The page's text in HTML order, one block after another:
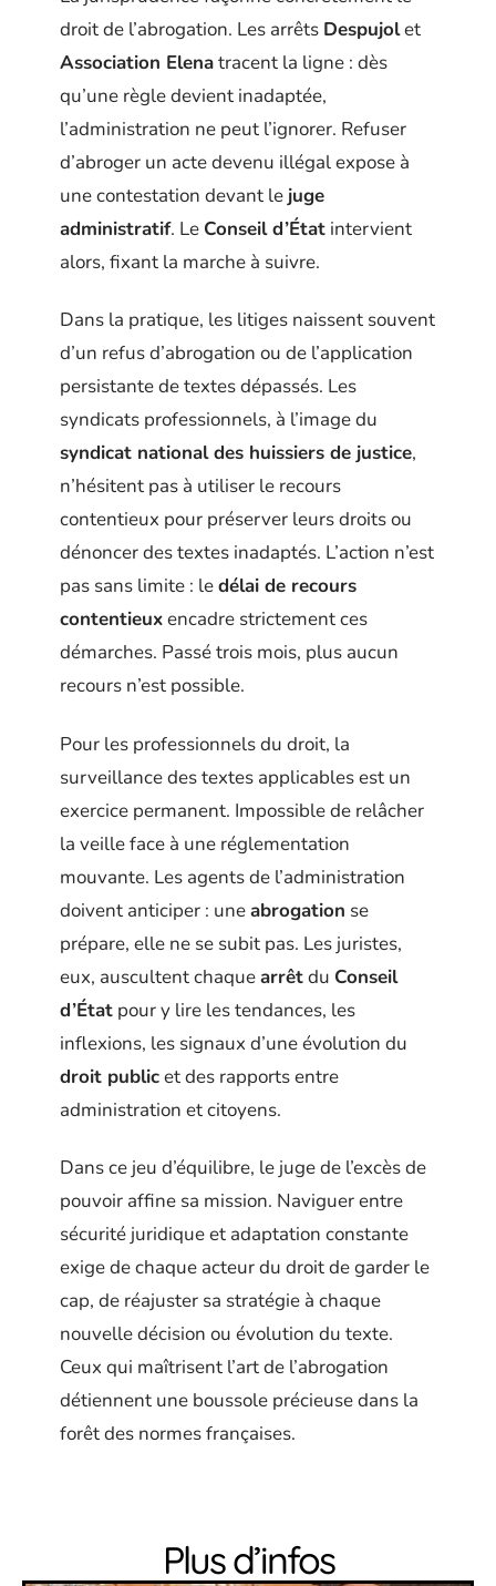
droit de l’abrogation. Les arrêts Despujolet
Association Elenatracent la ligne : dès
qu’une règle devient inadaptée,
l’administration ne peut l’ignorer. Refuser
d’abroger un acte devenu illégal expose à
une contestation devant le juge
administratif. Le Conseil d’État intervient
alors, fixant la marche à suivre.
Dans la pratique, les litiges naissent souvent
d’un refus d’abrogation ou de l’application
persistante de textes dépassés. Les
syndicats professionnels, à l’image du
syndicat national des huissiers de justice,
n’hésitent pas à utiliser le recours
contentieux pour préserver leurs droits ou
dénoncer des textes inadaptés. L’action n’est
pas sans limite : ledélai de recours
contentieuxencadre strictement ces
démarches. Passé trois mois, plus aucun
recours n’est possible.
Pour les professionnels du droit, la
surveillance des textes applicables est un
exercice permanent. Impossible de relâcher
la veille face à une réglementation
mouvante. Les agents de l’administration
doivent anticiper : uneabrogation se
prépare, elle ne se subit pas. Les juristes,
eux, auscultent chaquearrêtdu Conseil
d’État pour y lire les tendances, les
inflexions, les signaux d’une évolution du
droit publicet des rapports entre
administration et citoyens.
Dans ce jeu d’équilibre, le juge de l’excès de
pouvoir affine sa mission. Naviguer entre
sécurité juridique et adaptation constante
exige de chaque acteur du droit de garder le
cap, de réajuster sa stratégie à chaque
nouvelle décision ou évolution du texte.
Ceux qui maîtrisent l’art de l’abrogation
détiennent une boussole précieuse dans la
forêt des normes françaises.
Plus d’infos